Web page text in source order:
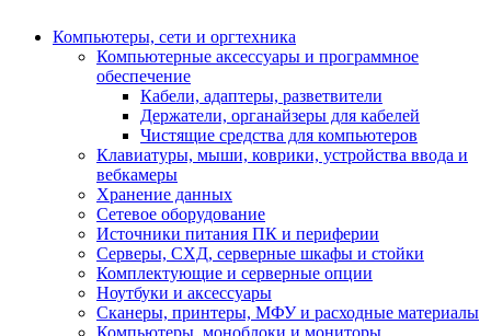
Компьютеры, сети и оргтехника
Компьютерные аксессуары и программное
обеспечение
Кабели, адаптеры, разветвители
Держатели, органайзеры для кабелей
Чистящие средства для компьютеров
Клавиатуры, мыши, коврики, устройства ввода и
вебкамеры
Хранение данных
Сетевое оборудование
Источники питания ПК и периферии
Серверы, СХД, серверные шкафы и стойки
Комплектующие и серверные опции
Ноутбуки и аксессуары
Сканеры, принтеры, МФУ и расходные материалы
Компьютеры, моноблоки и мониторы